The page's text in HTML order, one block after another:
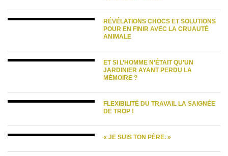
RÉVÉLATIONS CHOCS ET SOLUTIONS
POUR EN FINIR AVEC LA CRUAUTÉ
ANIMALE
ET SI L’HOMME N’ÉTAIT QU’UN
JARDINIER AYANT PERDU LA
MÉMOIRE ?
FLEXIBILITÉ DU TRAVAIL LA SAIGNÉE
DE TROP !
« JE SUIS TON PÈRE. »